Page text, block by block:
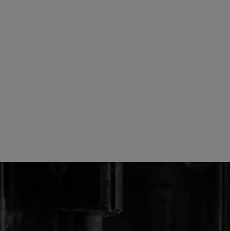
FLAVOURED SPIRITS